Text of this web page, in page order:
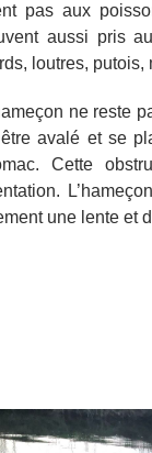
pas aux
aussi pris
loutres, putois,
ne reste
avalé et se
Cette
une lente et